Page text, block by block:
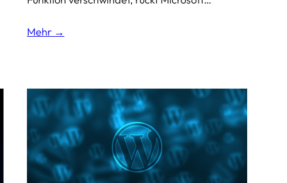
Mehr →